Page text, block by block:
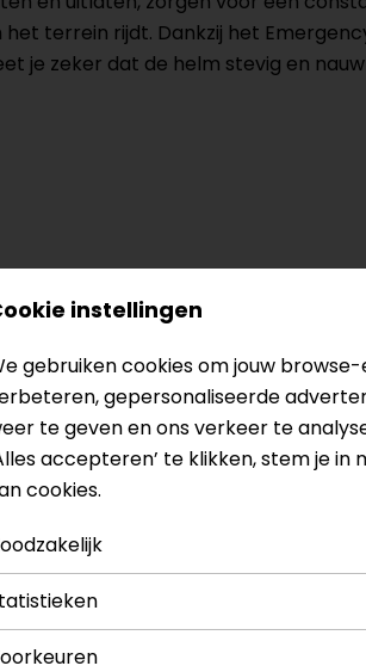
terrein rijdt. Dankzij het
je zeker dat de helm stevig en
dancontact
je het product bekijken & passen
instellingen
gebruiken cookies om jouw
gepersonaliseerde
te geven en ons verkeer te
accepteren’ te klikken, stem je in
cookies.